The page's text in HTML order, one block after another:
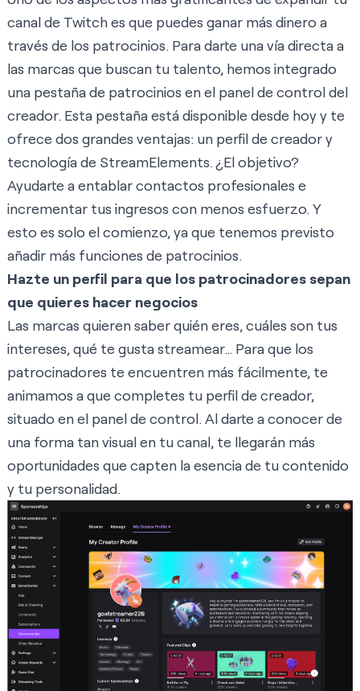
canal de Twitch es que puedes ganar más dinero a
través de los patrocinios. Para darte una vía directa a
las marcas que buscan tu talento, hemos integrado
una pestaña de patrocinios en el panel de control del
creador. Esta pestaña está disponible desde hoy y te
ofrece dos grandes ventajas: un perfil de creador y
tecnología de StreamElements. ¿El objetivo?
Ayudarte a entablar contactos profesionales e
incrementar tus ingresos con menos esfuerzo. Y
esto es solo el comienzo, ya que tenemos previsto
añadir más funciones de patrocinios.
Hazte un perfil para que los patrocinadores sepan
que quieres hacer negocios
Las marcas quieren saber quién eres, cuáles son tus
intereses, qué te gusta streamear… Para que los
patrocinadores te encuentren más fácilmente, te
animamos a que completes tu perfil de creador,
situado en el panel de control. Al darte a conocer de
una forma tan visual en tu canal, te llegarán más
oportunidades que capten la esencia de tu contenido
y tu personalidad.